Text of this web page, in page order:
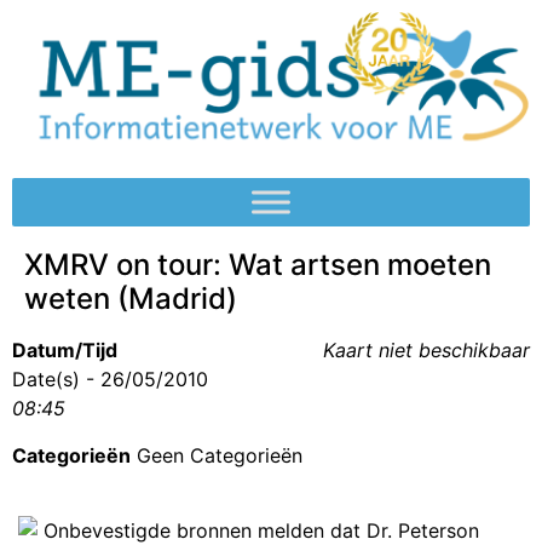
XMRV on tour: Wat artsen moeten
weten (Madrid)
Kaart niet beschikbaar
Datum/Tijd
Date(s) - 26/05/2010
08:45
Categorieën Geen Categorieën
Onbevestigde bronnen melden dat Dr. Peterson